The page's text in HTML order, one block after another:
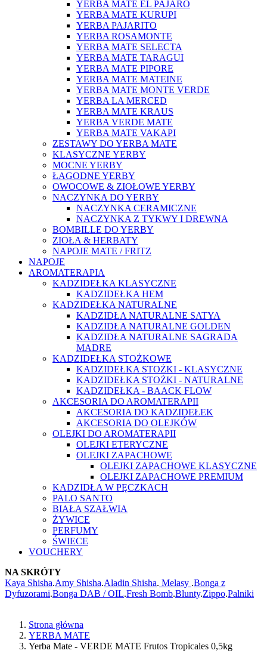
YERBA MATE EL PAJARO
YERBA MATE KURUPI
YERBA PAJARITO
YERBA ROSAMONTE
YERBA MATE SELECTA
YERBA MATE TARAGUI
YERBA MATE PIPORE
YERBA MATE MATEINE
YERBA MATE MONTE VERDE
YERBA LA MERCED
YERBA MATE KRAUS
YERBA VERDE MATE
YERBA MATE VAKAPI
ZESTAWY DO YERBA MATE
KLASYCZNE YERBY
MOCNE YERBY
ŁAGODNE YERBY
OWOCOWE & ZIOŁOWE YERBY
NACZYNKA DO YERBY
NACZYNKA CERAMICZNE
NACZYNKA Z TYKWY I DREWNA
BOMBILLE DO YERBY
ZIOŁA & HERBATY
NAPOJE MATE / FRITZ
NAPOJE
AROMATERAPIA
KADZIDEŁKA KLASYCZNE
KADZIDEŁKA HEM
KADZIDEŁKA NATURALNE
KADZIDŁA NATURALNE SATYA
KADZIDŁA NATURALNE GOLDEN
KADZIDŁA NATURALNE SAGRADA
MADRE
KADZIDEŁKA STOŻKOWE
KADZIDEŁKA STOŻKI - KLASYCZNE
KADZIDEŁKA STOŻKI - NATURALNE
KADZIDEŁKA - BAACK FLOW
AKCESORIA DO AROMATERAPII
AKCESORIA DO KADZIDEŁEK
AKCESORIA DO OLEJKÓW
OLEJKI DO AROMATERAPII
OLEJKI ETERYCZNE
OLEJKI ZAPACHOWE
OLEJKI ZAPACHOWE KLASYCZNE
OLEJKI ZAPACHOWE PREMIUM
KADZIDŁA W PĘCZKACH
PALO SANTO
BIAŁA SZAŁWIA
ŻYWICE
PERFUMY
ŚWIECE
VOUCHERY
NA SKRÓTY
Kaya Shisha.Amy Shisha.Aladin Shisha. Melasy .Bonga z
Dyfuzorami.Bonga DAB / OIL.Fresh Bomb.Blunty.Zippo.Palniki
Strona główna
YERBA MATE
Yerba Mate - VERDE MATE Frutos Tropicales 0,5kg